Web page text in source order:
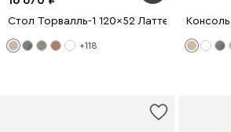
Стол Торвалль-1 120x52 Латте/
+118